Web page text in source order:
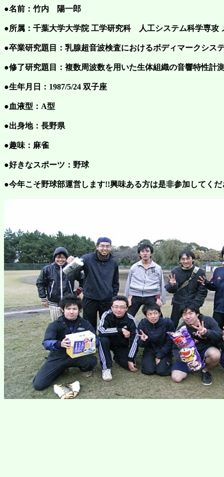
●名前：竹内 陽一郎
●所属：千葉大学大学院 工学研究科 人工システム科学専
●卒業研究題目：乳腺超音波検査におけるボディマークシス
●修了研究題目：複数周波数を用いた生体組織の音響特性計
●生年月日：1987/5/24 双子座
●血液型：A型
●出身地：長野県
●趣味：麻雀
●好きなスポーツ：野球
●今年こそ野球部運営します!!興味ある方は是非参加してく